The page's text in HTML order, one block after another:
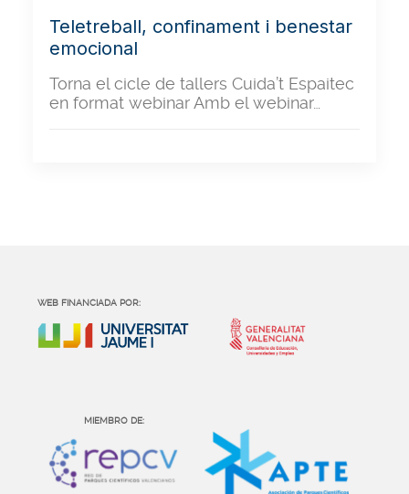
Teletreball, confinament i benestar
emocional
Torna el cicle de tallers Cuida’t Espaitec
en format webinar Amb el webinar…
WEB FINANCIADA POR:
MIEMBRO DE: